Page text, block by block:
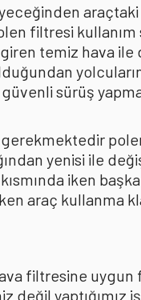
filtresi
temiz hava
sürüş
yenisi ile
iken
araç kullanma
filtresine
yaptığımız